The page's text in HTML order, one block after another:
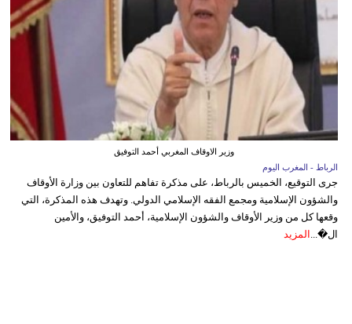
وزير الاوقاف المغربي أحمد التوفيق
الرباط - المغرب اليوم
جرى التوقيع، الخميس بالرباط، على مذكرة تفاهم للتعاون بين وزارة الأوقاف
والشؤون الإسلامية ومجمع الفقه الإسلامي الدولي. وتهدف هذه المذكرة، التي
وقعها كل من وزير الأوقاف والشؤون الإسلامية، أحمد التوفيق، والأمين
ال�... المزيد